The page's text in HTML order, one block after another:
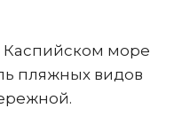
море
пляжных видов